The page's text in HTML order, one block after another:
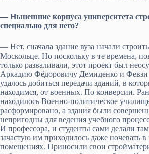
— Нынешние корпуса университета
специально для него?
— Нет, сначала здание вуза начали
Москольце. Но поскольку в те времена,
только разваливали, этот проект был
Аркадию Фёдоровичу Демиденко и
удалось добиться передачи зданий, в
находимся, от военных. По конверсии.
находилось Военно-политическое
расформировано, а здания были
непригодны для ведения учебного
И профессора, и студенты сами делали
зачастую им приходилось даже ночевать в
помещениях. Приносили свои